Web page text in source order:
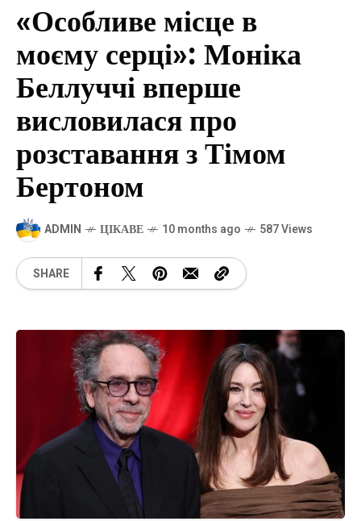
«Особливе місце в
моєму серці»: Моніка
Беллуччі вперше
висловилася про
розставання з Тімом
Бертоном
ADMIN ЦІКАВЕ 10 months ago 587 Views
SHARE